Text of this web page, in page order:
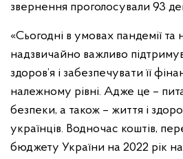
звернення проголосували 93
«Сьогодні в умовах пандемії та
надзвичайно важливо
здоров’я і забезпечувати її
належному рівні. Адже це –
безпеки, а також – життя і
українців. Водночас коштів,
бюджету України на 2022 рік